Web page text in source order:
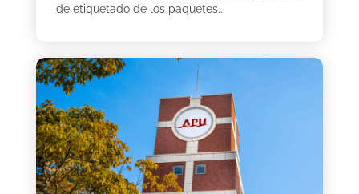
de etiquetado de los paquetes...